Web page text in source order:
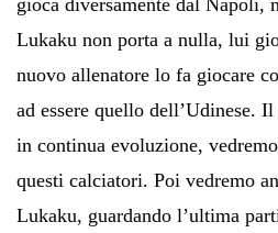
Lukaku non porta a nulla, lui
nuovo allenatore lo fa giocare
ad essere quello dell’Udinese.
in continua evoluzione,
questi calciatori. Poi vedremo
Lukaku, guardando l’ultima